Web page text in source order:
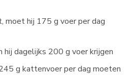
moet hij 175 g voer per dag
hij dagelijks 200 g voer krijgen
g kattenvoer per dag moeten